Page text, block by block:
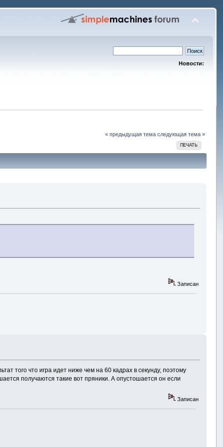
Новости:
« предыдущая тема следующая тема »
ПЕЧАТЬ
Записан
того что игра идет ниже чем на 60 кадрах в секунду, поэтому
получаются такие вот пряники. А опустошается он если
Записан